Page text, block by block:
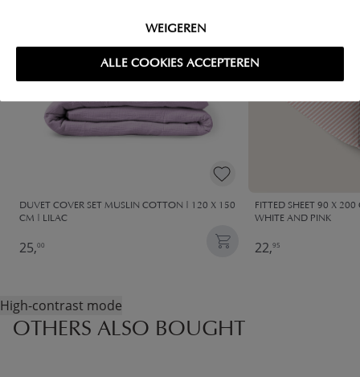
WEIGEREN
ALLE COOKIES ACCEPTEREN
DUVET COVER SET MUSLIN COTTON | 120 X 150
CM | LILAC
25,00
FITTED SHEET 90 X
WHITE AND PINK
22,95
High-contrast mode
OTHERS ALSO BOUGHT